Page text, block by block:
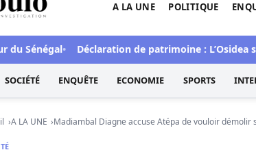
site d'information et d'investigation de
A LA UNE POLITIQUE
Déclaration de patrimoine : L’Osidea salue
SOCIÉTÉ ENQUÊTE ECONOMIE SPORTS
A LA UNE Madiambal Diagne accuse Atépa de vouloir démolir